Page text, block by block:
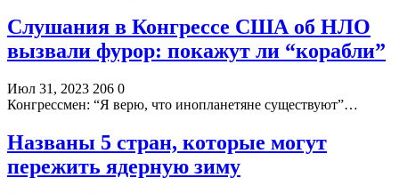
Слушания в Конгрессе США об НЛО
вызвали фурор: покажут ли “корабли”
Июл 31, 2023 206 0
Конгрессмен: “Я верю, что инопланетяне существуют”…
Названы 5 стран, которые могут
пережить ядерную зиму